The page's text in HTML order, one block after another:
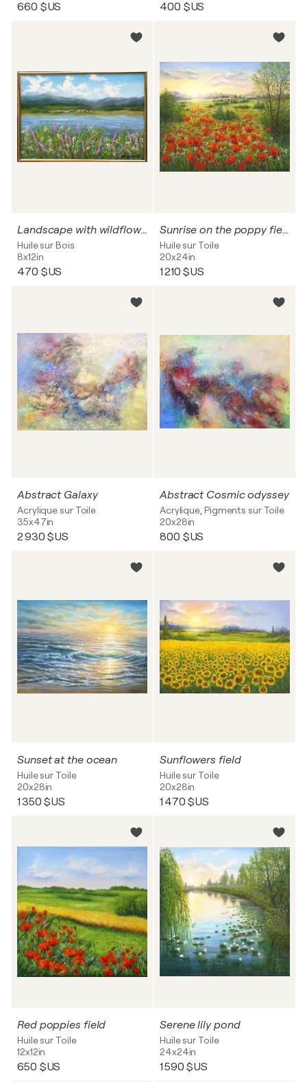
660 $US 400 $US
Landscape with wildflower meadow
Huile sur Bois
8x12in
470 $US
Sunrise on the poppy field
Huile sur Toile
20x24in
1 210 $US
Abstract Galaxy
Acrylique sur Toile
35x47in
2 930 $US
Abstract Cosmic odyssey
Acrylique, Pigments sur Toile
20x28in
800 $US
Sunset at the ocean
Huile sur Toile
20x28in
1 350 $US
Sunflowers field
Huile sur Toile
20x28in
1 470 $US
Red poppies field
Huile sur Toile
12x12in
650 $US
Serene lily pond
Huile sur Toile
24x24in
1 590 $US